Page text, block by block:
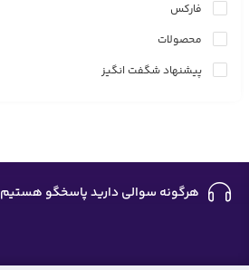
فارکس
محصولات
پیشنهاد شگفت انگیز
هرگونه سوالی دارید پاسخگو هستیم